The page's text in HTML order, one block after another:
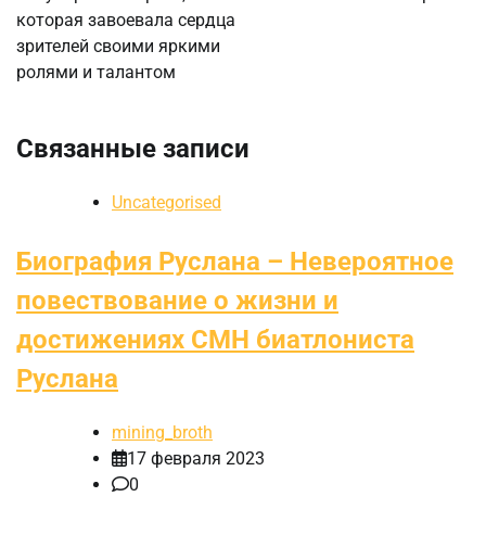
которая завоевала сердца
зрителей своими яркими
ролями и талантом
Связанные записи
Uncategorised
Биография Руслана – Невероятное
повествование о жизни и
достижениях СМН биатлониста
Руслана
mining_broth
17 февраля 2023
0